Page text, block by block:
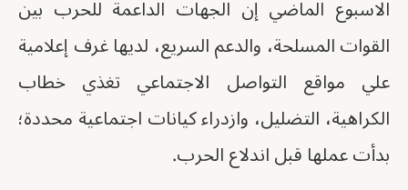
الاسبوع الماضي إن الجهات الداعمة للحرب بين
القوات المسلحة، والدعم السريع، لديها غرف إعلامية
علي مواقع التواصل الاجتماعي تغذي خطاب
الكراهية، التضليل، وازدراء كيانات اجتماعية محددة؛
بدأت عملها قبل اندلاع الحرب.